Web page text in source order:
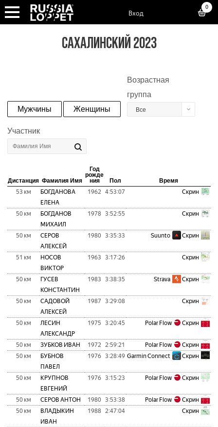
Вход
0
САХАЛИНСКИЙ 2023
Мужчины Женщины
Возрастная
группа
Все
Участник
Дистанция Фамилия Имя
Год
рожде
ния
Пол
Время
53 км
БОГДАНОВА
ЕЛЕНА
1962 4:53:07 Скрин
50 км
БОГДАНОВ
МИХАИЛ
1978 3:52:55 Скрин
50 км
СЕРОВ
АЛЕКСЕЙ
1980 3:35:33 Suunto Скрин
51 км
НОСОВ
ВИКТОР
1963 3:17:26 Скрин
50 км
ГУСЕВ
КОНСТАНТИН
1983 3:38:35 Strava Скрин
50 км
САДОВОЙ
АЛЕКСЕЙ
1987 3:29:08 Скрин
50 км
ЛЕСИН
АЛЕКСАНДР
1975 3:20:45 Polar Flow Скрин
50 км ЗУБКОВ ИВАН 1972 2:59:21 Polar Flow
Скрин
50 км
БУБНОВ
ПАВЕЛ
1976 3:28:49 Garmin Connect Скрин
50 км
КРУПНОВ
ЕВГЕНИЙ
1976 3:15:23 Polar Flow Скрин
50 км СЕРОВ АНТОН 1980 3:53:38 Polar Flow
Скрин
50 км
ВЛАДЫКИН
ИВАН
1988 2:47:04 Скрин